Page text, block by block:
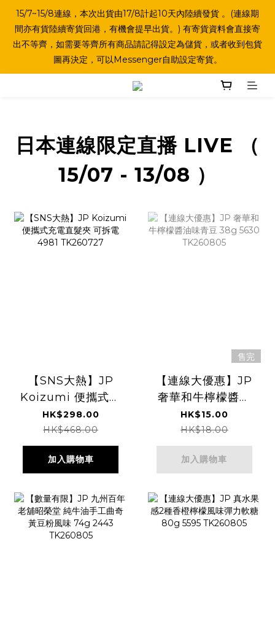
15/7~15/8連線，本次出貨由17/8計起10天內陸續發貨 。(連線期
間亦有貨陸續寄貨回港，有機會提早出貨。) 有寄貨資料會直接寄
出不等齊，如需要等齊所有商品請記得設定為儲貨，或者收到包貨
圖再決定，可以Messenger自助設定寄貨。
日本連線限定直播 LIVE （
15/07 - 13/08 ）
【SNS大熱】JP
Koizumi 便攜式充
電直髮夾 可拆電
4981 TK260727
HK$298.00
HK$468.00
加入購物車
售完
【連線大優惠】JP
奢華和牛檸檬醬油
味青豆 38g 5630
TK260805
HK$15.00
HK$18.00
加入購物車